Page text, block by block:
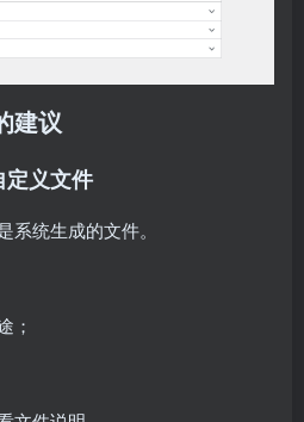
建议
定义文件
统生成的文件。
；